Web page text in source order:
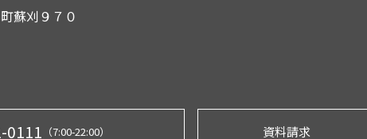
蘇刈９７０
0111 （7:00-22:00） 資料請求